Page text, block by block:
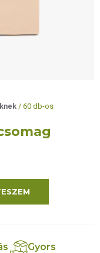
/ 60 db-os
Gyors